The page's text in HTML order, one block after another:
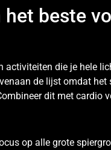
beste
activiteiten die je hele
de lijst omdat het
dit met cardio
op alle grote